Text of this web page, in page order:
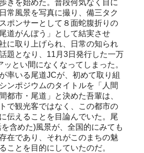
きを始めた。普段何気なく目に
常風景を写真に撮り、備三タク
ポンサーとして８面蛇腹折りの
道がんぼう」として結実させ
に取り上げられ、日常の知られ
題となり、11月3日発行した一万
ッとい間になくなってしまった。
率いる尾道JCが、初めて取り組
ンポジウムのタイトルを「人間
都市・尾道」と決めた吾輩は、
で観光客ではなく、この都市の
伝えることを目論んでいた。尾
含めた)風景が、全国的にみても
在であり、それがこのまちの魅
ことを目的にしていたのだ。